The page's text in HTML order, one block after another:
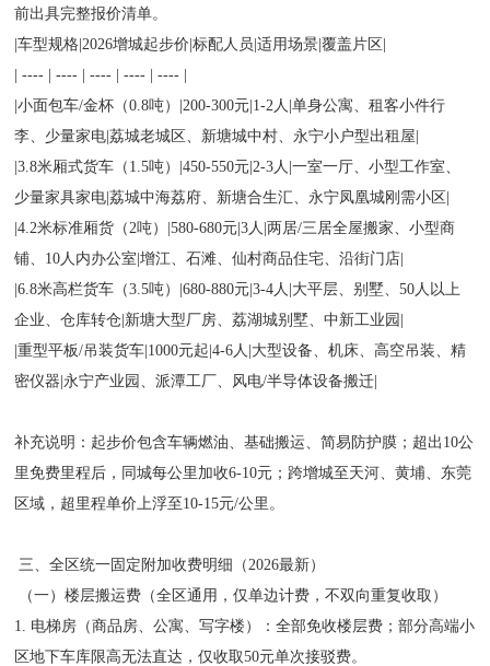
前出具完整报价清单。
|车型规格|2026增城起步价|标配人员|适用场景|覆盖片区|
| ---- | ---- | ---- | ---- | ---- |
|小面包车/金杯（0.8吨）|200-300元|1-2人|单身公寓、租客小件行
李、少量家电|荔城老城区、新塘城中村、永宁小户型出租屋|
|3.8米厢式货车（1.5吨）|450-550元|2-3人|一室一厅、小型工作室、
少量家具家电|荔城中海荔府、新塘合生汇、永宁凤凰城刚需小区|
|4.2米标准厢货（2吨）|580-680元|3人|两居/三居全屋搬家、小型商
铺、10人内办公室|增江、石滩、仙村商品住宅、沿街门店|
|6.8米高栏货车（3.5吨）|680-880元|3-4人|大平层、别墅、50人以上
企业、仓库转仓|新塘大型厂房、荔湖城别墅、中新工业园|
|重型平板/吊装货车|1000元起|4-6人|大型设备、机床、高空吊装、精
密仪器|永宁产业园、派潭工厂、风电/半导体设备搬迁|
补充说明：起步价包含车辆燃油、基础搬运、简易防护膜；超出10公
里免费里程后，同城每公里加收6-10元；跨增城至天河、黄埔、东莞
区域，超里程单价上浮至10-15元/公里。
三、全区统一固定附加收费明细（2026最新）
（一）楼层搬运费（全区通用，仅单边计费，不双向重复收取）
1. 电梯房（商品房、公寓、写字楼）：全部免收楼层费；部分高端小
区地下车库限高无法直达，仅收取50元单次接驳费。